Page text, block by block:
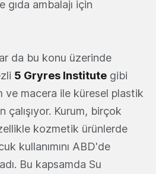
ambalajı için
da bu konu üzerinde
5 Gryres Institute gibi
ve macera ile küresel plastik
çalışıyor. Kurum, birçok
kozmetik ürünlerde
kullanımını ABD'de
Bu kapsamda Su